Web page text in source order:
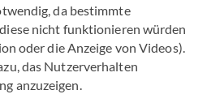
da bestimmte
nicht funktionieren würden
oder die Anzeige von Videos).
das Nutzerverhalten
anzuzeigen.